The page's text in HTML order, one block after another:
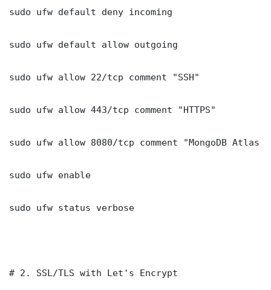
sudo ufw default deny incoming
sudo ufw default allow outgoing
sudo ufw allow 22/tcp comment "SSH"
sudo ufw allow 443/tcp comment "HTTPS"
sudo ufw allow 8080/tcp comment "MongoDB Atlas
sudo ufw enable
sudo ufw status verbose
# 2. SSL/TLS with Let's Encrypt